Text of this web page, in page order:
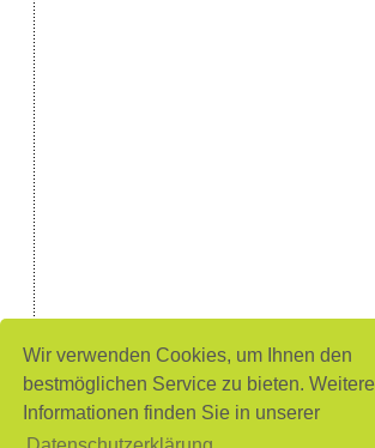
Wir verwenden Cookies, um Ihnen den
bestmöglichen Service zu bieten. Weitere
Informationen finden Sie in unserer